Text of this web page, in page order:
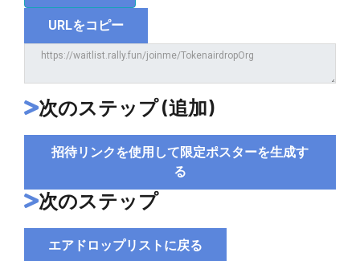
URLをコピー
次のステップ (追加)
招待リンクを使用して限定ポスターを生成す
る
次のステップ
エアドロップリストに戻る